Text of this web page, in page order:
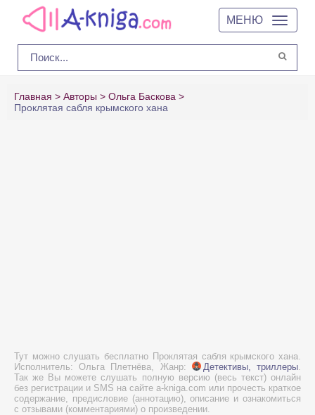
МЕНЮ
Главная Авторы
Ольга Баскова
Проклятая сабля крымского хана
Тут можно слушать бесплатно Проклятая сабля крымского хана.
Исполнитель: Ольга Плетнёва, Жанр:
Детективы, триллеры.
Так же Вы можете слушать полную версию (весь текст) онлайн
без регистрации и SMS на сайте a-kniga.com или прочесть краткое
содержание, предисловие (аннотацию), описание и ознакомиться
с отзывами (комментариями) о произведении.